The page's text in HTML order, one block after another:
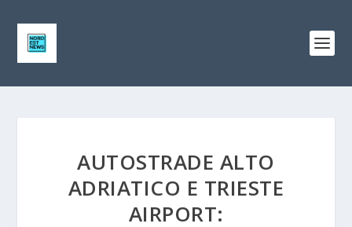
AUTOSTRADE ALTO
ADRIATICO E TRIESTE
AIRPORT: